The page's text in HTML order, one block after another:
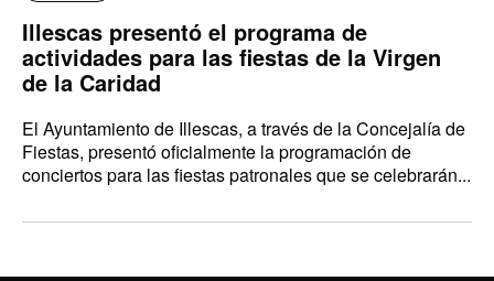
Illescas presentó el programa de
actividades para las fiestas de la Virgen
de la Caridad
El Ayuntamiento de Illescas, a través de la Concejalía de
Fiestas, presentó oficialmente la programación de
conciertos para las fiestas patronales que se celebrarán...